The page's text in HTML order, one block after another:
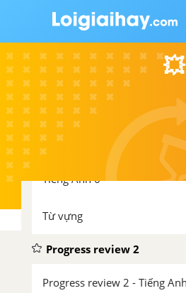
Unit 4 - Tiếng Anh 6
Speaking - Unit 4 - Tiếng Anh 6
Writing - Unit 4 - Tiếng Anh 6
Culture - Unit 4 - Tiếng Anh 6
Puzzles and games - Unit 4 -
Tiếng Anh 6
Từ vựng
Progress review 2
Progress review 2 - Tiếng